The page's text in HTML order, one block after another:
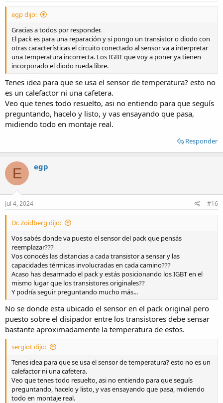
egp dijo:
Gracias a todos por responder.
El pack es para una reparación y si pongo un transistor o diodo con
otras características el circuito conectado al sensor va a interpretar
una temperatura incorrecta. Los IGBT que voy a poner ya tienen
incorporado el diodo rueda libre.
Tenes idea para que se usa el sensor de temperatura? esto no
es un calefactor ni una cafetera.
Veo que tenes todo resuelto, asi no entiendo para que seguís
preguntando, hacelo y listo, y vas ensayando que pasa,
midiendo todo en montaje real.
Responder
E egp
Jul 4, 2024 #16
Dr. Zoidberg dijo:
Vos sabés donde va puesto el sensor del pack que pensás
reemplazar???
Vos conocés las distancias a cada transistor a sensar y las
capacidades térmicas involucradas en cada camino???
Acaso has desarmado el pack y estás posicionando los IGBT en el
mismo lugar que los transistores originales??
Y podría seguir preguntando mucho más...
No se donde esta ubicado el sensor en el pack original pero
puesto sobre el disipador entre los transistores debe sensar
bastante aproximadamente la temperatura de estos.
sergiot dijo:
Tenes idea para que se usa el sensor de temperatura? esto no es un
calefactor ni una cafetera.
Veo que tenes todo resuelto, asi no entiendo para que seguís
preguntando, hacelo y listo, y vas ensayando que pasa, midiendo
todo en montaje real.